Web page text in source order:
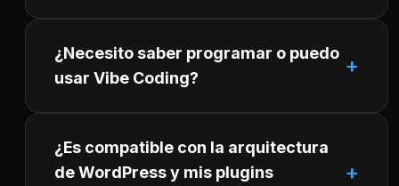
¿Necesito saber programar o puedo
usar Vibe Coding?
¿Es compatible con la arquitectura
de WordPress y mis plugins